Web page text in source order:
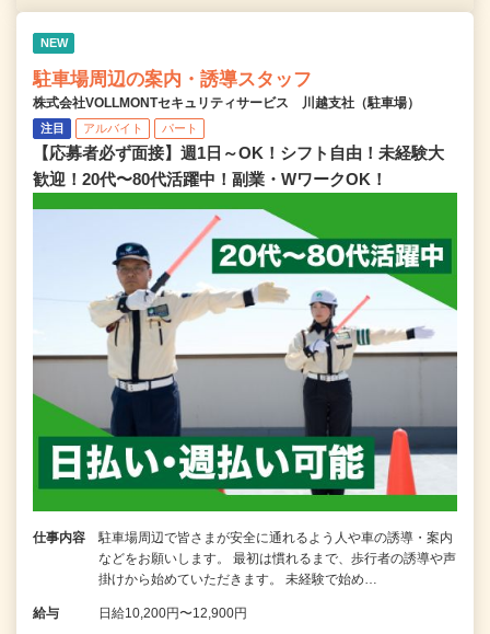
NEW
駐車場周辺の案内・誘導スタッフ
株式会社VOLLMONTセキュリティサービス 川越支社（駐車場）
注目 アルバイト パート
【応募者必ず面接】週1日～OK！シフト自由！未経験大
歓迎！20代〜80代活躍中！副業・WワークOK！
仕事内容
駐車場周辺で皆さまが安全に通れるよう人や車の誘導・案内
などをお願いします。 最初は慣れるまで、歩行者の誘導や声
掛けから始めていただきます。 未経験で始め…
給与 日給10,200円〜12,900円